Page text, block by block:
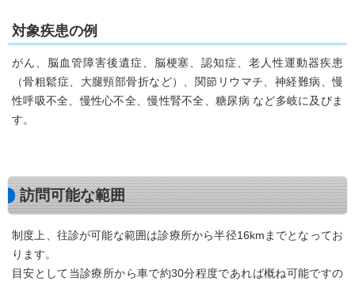
対象疾患の例
がん、脳血管障害後遺症、脳梗塞、認知症、老人性運動器疾患
（骨粗鬆症、大腿頸部骨折など）、関節リウマチ、神経難病、慢
性呼吸不全、慢性心不全、慢性腎不全、糖尿病 など多岐に及びま
す。
訪問可能な範囲
制度上、往診が可能な範囲は診療所から半径16kmまでとなってお
ります。
目安として当診療所から車で約30分程度であれば概ね可能ですの